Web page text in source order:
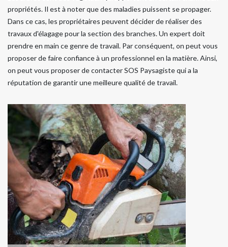
propriétés. Il est à noter que des maladies puissent se propager.
Dans ce cas, les propriétaires peuvent décider de réaliser des
travaux d'élagage pour la section des branches. Un expert doit
prendre en main ce genre de travail. Par conséquent, on peut vous
proposer de faire confiance à un professionnel en la matière. Ainsi,
on peut vous proposer de contacter SOS Paysagiste qui a la
réputation de garantir une meilleure qualité de travail.